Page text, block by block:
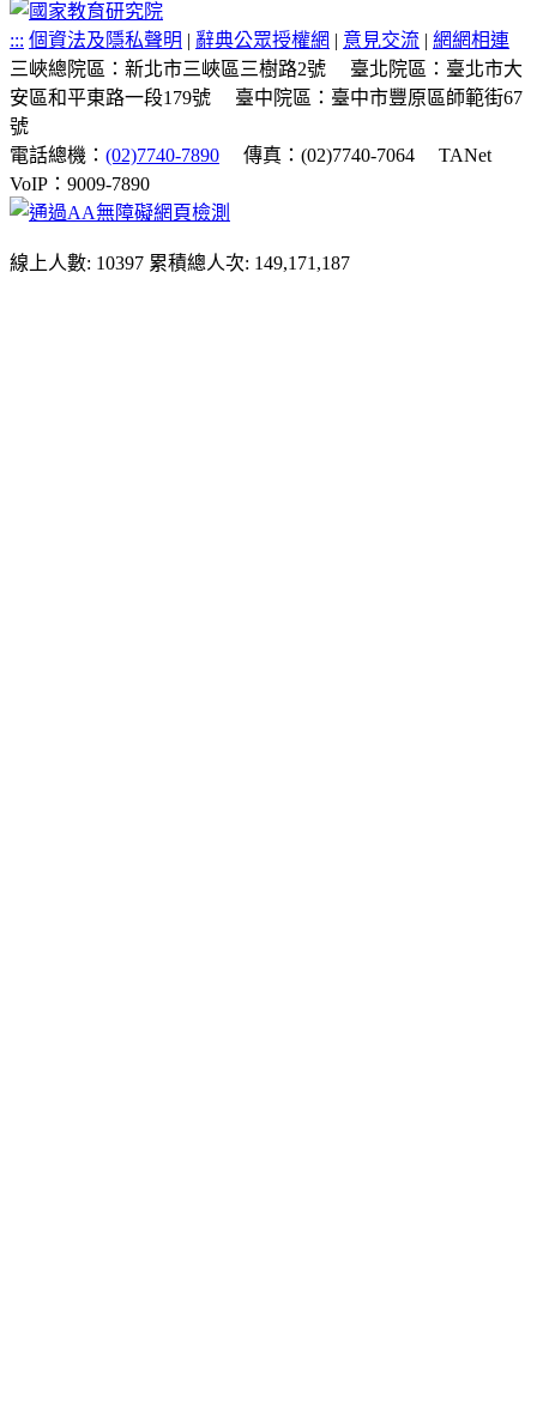
::: 個資法及隱私聲明 | 辭典公眾授權網 | 意見交流 | 網網相連
三峽總院區：新北市三峽區三樹路2號
臺北院區：臺北市大
安區和平東路一段179號
臺中院區：臺中市豐原區師範街67
號
電話總機： (02)7740-7890 傳真：(02)7740-7064
TANet
VoIP：9009-7890
線上人數: 10397 累積總人次: 149,171,187